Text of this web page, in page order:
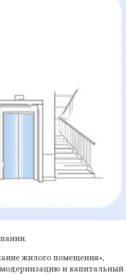
жилого помещения»,
и капитальный